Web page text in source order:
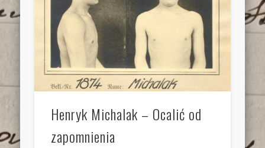
Henryk Michalak – Ocalić od
zapomnienia